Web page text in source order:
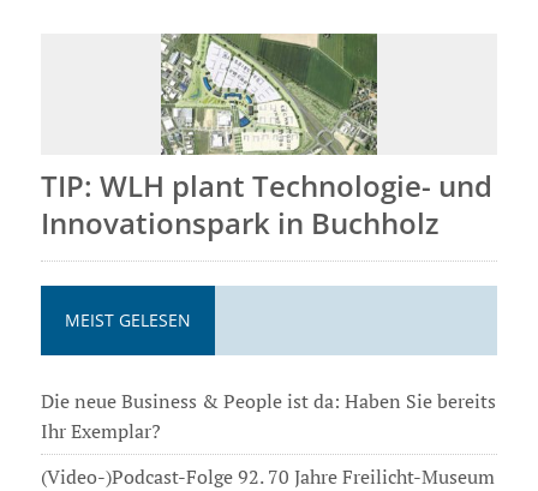
TIP: WLH plant Technologie- und
Innovationspark in Buchholz
MEIST GELESEN
Die neue Business & People ist da: Haben Sie bereits
Ihr Exemplar?
(Video-)Podcast-Folge 92. 70 Jahre Freilicht-Museum